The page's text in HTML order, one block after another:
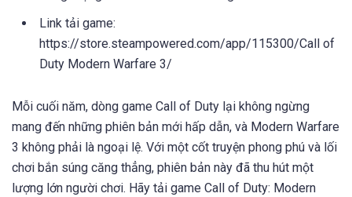
Link tải game:
https://store.steampowered.com/app/115300/Call of
Duty Modern Warfare 3/
Mỗi cuối năm, dòng game Call of Duty lại không ngừng
mang đến những phiên bản mới hấp dẫn, và Modern Warfare
3 không phải là ngoại lệ. Với một cốt truyện phong phú và lối
chơi bắn súng căng thẳng, phiên bản này đã thu hút một
lượng lớn người chơi. Hãy tải game Call of Duty: Modern